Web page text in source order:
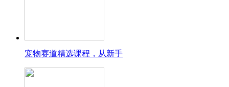
宠物赛道精选课程，从新手